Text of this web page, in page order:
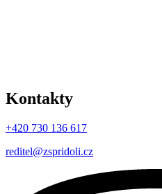
Kontakty
+420 730 136 617
reditel@zspridoli.cz